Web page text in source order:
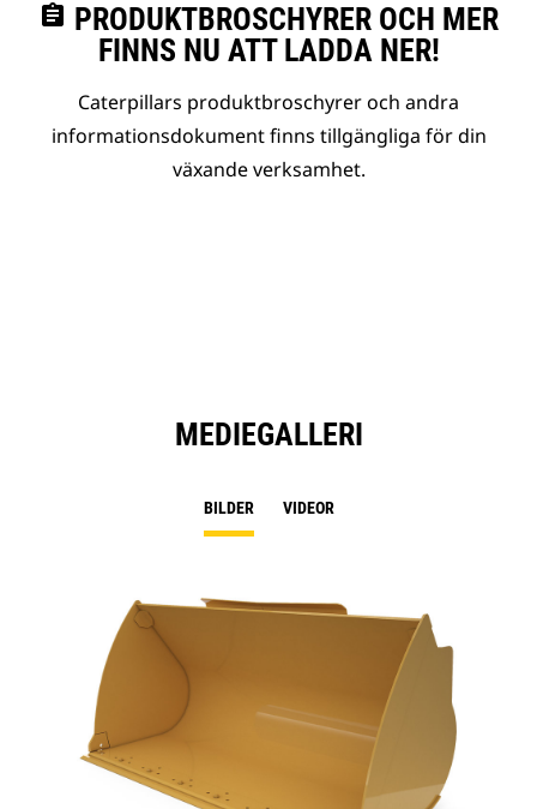
assignment PRODUKTBROSCHYRER OCH MER
FINNS NU ATT LADDA NER!
Caterpillars produktbroschyrer och andra
informationsdokument finns tillgängliga för din
växande verksamhet.
MEDIEGALLERI
BILDER VIDEOR